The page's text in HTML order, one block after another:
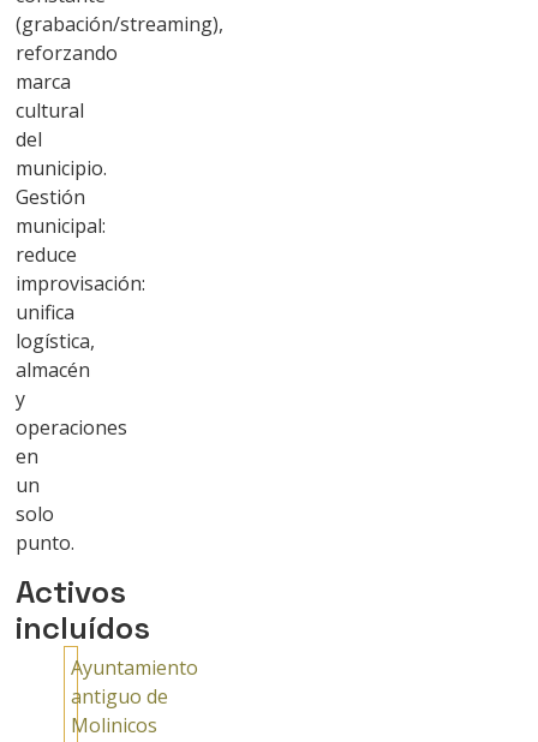
(grabación/streaming),
reforzando
marca
cultural
del
municipio.
Gestión
municipal:
reduce
improvisación:
unifica
logística,
almacén
y
operaciones
en
un
solo
punto.
Activos
incluídos
Ayuntamiento
antiguo de
Molinicos